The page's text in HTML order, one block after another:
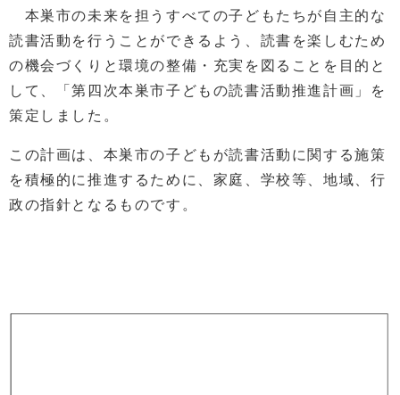
本巣市の未来を担うすべての子どもたちが自主的な
読書活動を行うことができるよう、読書を楽しむため
の機会づくりと環境の整備・充実を図ることを目的と
して、「第四次本巣市子どもの読書活動推進計画」を
策定しました。
この計画は、本巣市の子どもが読書活動に関する施策
を積極的に推進するために、家庭、学校等、地域、行
政の指針となるものです。